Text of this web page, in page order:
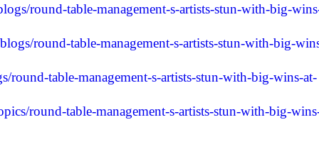
round-table-management-s-artists-stun-with-big-
round-table-management-s-artists-stun-with-big-
round-table-management-s-artists-stun-with-big-wins-at-
round-table-management-s-artists-stun-with-big-